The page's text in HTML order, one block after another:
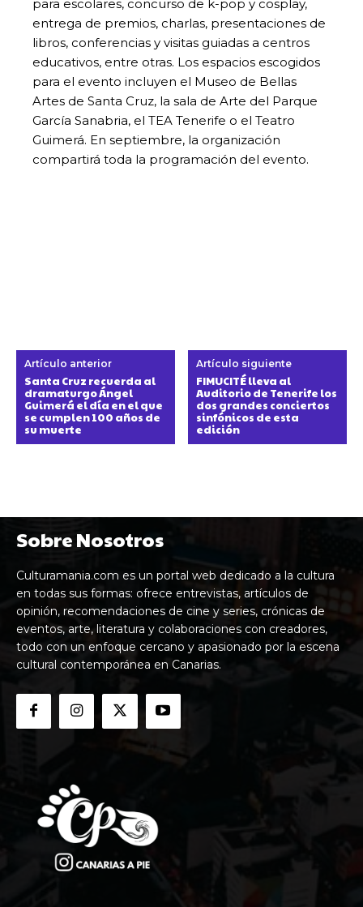
para escolares, concurso de k-pop y cosplay,
entrega de premios, charlas, presentaciones de
libros, conferencias y visitas guiadas a centros
educativos, entre otras. Los espacios escogidos
para el evento incluyen el Museo de Bellas
Artes de Santa Cruz, la sala de Arte del Parque
García Sanabria, el TEA Tenerife o el Teatro
Guimerá. En septiembre, la organización
compartirá toda la programación del evento.
Artículo anterior
Santa Cruz recuerda al
dramaturgo Ángel
Guimerá el día en el que
se cumplen 100 años de
su muerte
Artículo siguiente
FIMUCITÉ lleva al
Auditorio de Tenerife los
dos grandes conciertos
sinfónicos de esta
edición
Sobre Nosotros
Culturamania.com es un portal web dedicado a la cultura
en todas sus formas: ofrece entrevistas, artículos de
opinión, recomendaciones de cine y series, crónicas de
eventos, arte, literatura y colaboraciones con creadores,
todo con un enfoque cercano y apasionado por la escena
cultural contemporánea en Canarias.